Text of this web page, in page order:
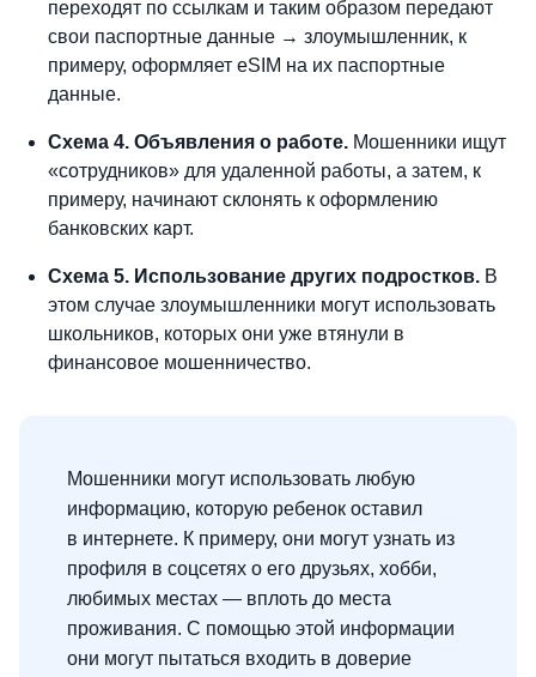
переходят по ссылкам и таким образом передают
свои паспортные данные → злоумышленник, к
примеру, оформляет eSIM на их паспортные
данные.
Схема 4. Объявления о работе. Мошенники ищут
«сотрудников» для удаленной работы, а затем, к
примеру, начинают склонять к оформлению
банковских карт.
Схема 5. Использование других подростков. В
этом случае злоумышленники могут использовать
школьников, которых они уже втянули в
финансовое мошенничество.
Мошенники могут использовать любую
информацию, которую ребенок оставил
в интернете. К примеру, они могут узнать из
профиля в соцсетях о его друзьях, хобби,
любимых местах — вплоть до места
проживания. С помощью этой информации
они могут пытаться входить в доверие